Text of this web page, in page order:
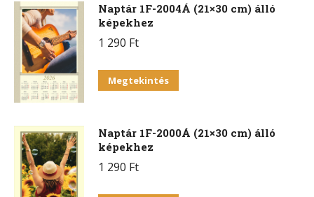
Naptár 1F-2004Á (21×30 cm) álló
képekhez
1 290 Ft
Megtekintés
Naptár 1F-2000Á (21×30 cm) álló
képekhez
1 290 Ft